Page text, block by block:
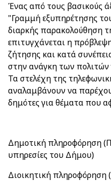
Ένας από τους βασικούς
"Γραμμή εξυπηρέτησης
διαρκής παρακολούθηση
επιτυγχάνεται η
ζήτησης και κατά
στην ανάγκη των πολιτών
Τα στελέχη της
αναλαμβάνουν να
δημότες για θέματα που
Δημοτική πληροφόρηση
υπηρεσίες του Δήμου)
Διοικητική πληροφόρηση